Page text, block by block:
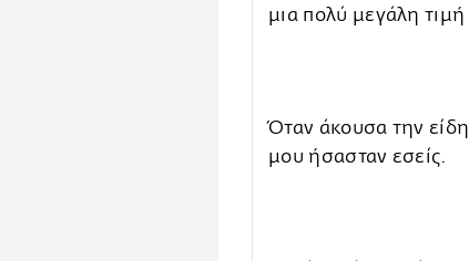
μια πολύ μεγάλη
Όταν άκουσα την
μου ήσασταν εσείς.